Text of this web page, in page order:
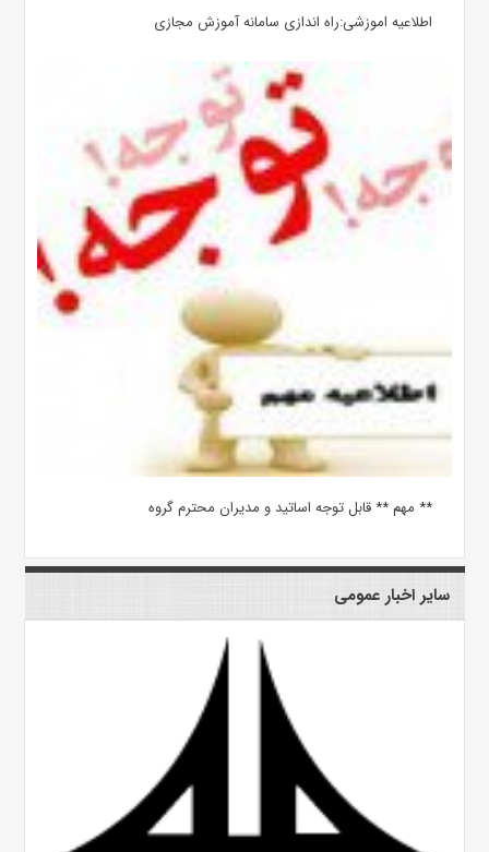
اطلاعیه اموزشی:راه اندازی سامانه آموزش مجازی
** مهم ** قابل توجه اساتید و مدیران محترم گروه
سایر اخبار عمومی